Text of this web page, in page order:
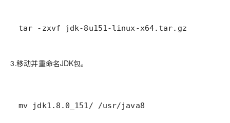
tar -zxvf jdk-8u151-linux-x64.tar.gz
3.移动并重命名JDK包。
mv jdk1.8.0_151/ /usr/java8